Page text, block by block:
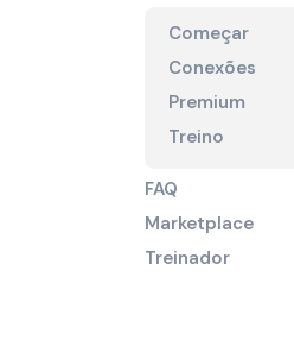
Começar
Conexões
Premium
Treino
FAQ
Marketplace
Treinador